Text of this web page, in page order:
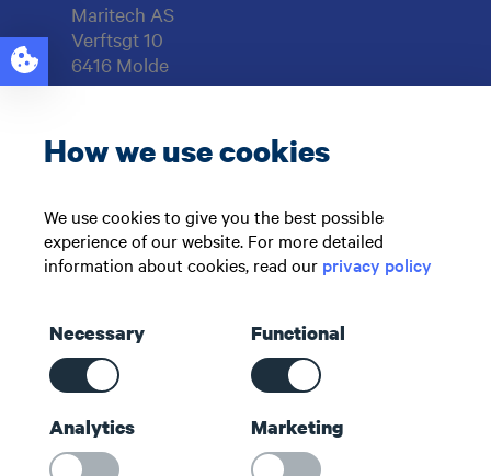
Maritech AS
Verftsgt 10
6416 Molde
Support: +47 71 51 73 00
sales@maritech.com
Følg oss i sosiale medier
Snarveier
Kontakt oss
Om oss
How we use cookies
We use cookies to give you the best possible
experience of our website. For more detailed
information about cookies, read our privacy policy
Necessary Functional
Analytics Marketing